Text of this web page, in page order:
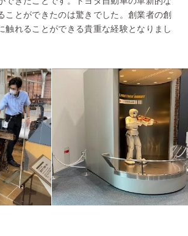
ことができたのは驚きでした。創業者の創
触れることができる貴重な経験となりまし